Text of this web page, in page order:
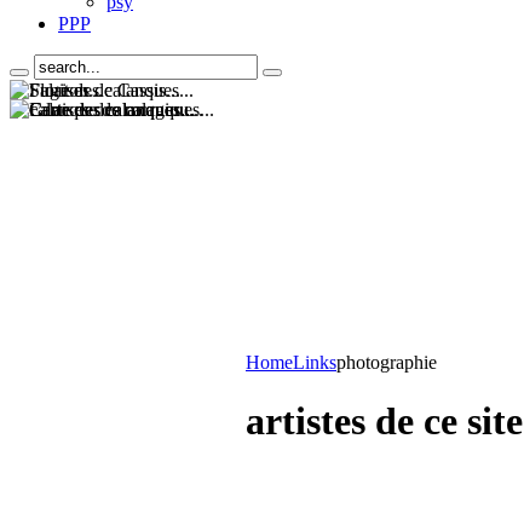
PPP
HomeLinksphotographie
artistes de ce site